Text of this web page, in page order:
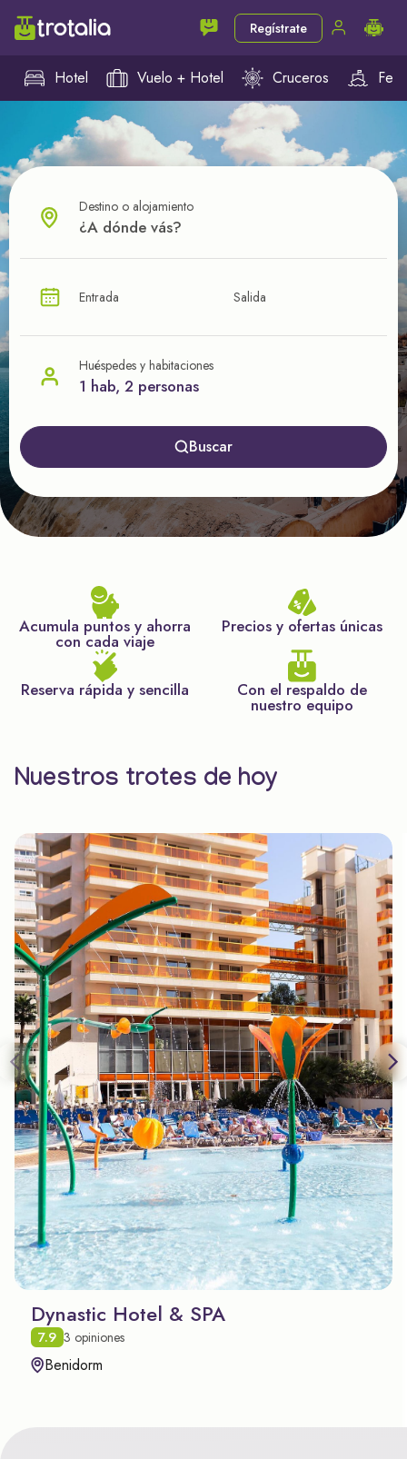
Regístrate
Hotel Vuelo + Hotel Cruceros
¿CUÁL VA A SER TU PRÓXIMO TROTE?
nuestras ofertas
Destino o alojamiento
Entrada Salida
Huéspedes y habitaciones
1 hab, 2 personas
Buscar
Acumula puntos y ahorra
con cada viaje
Precios y ofertas únicas
Reserva rápida y sencilla Con el respaldo de
nuestro equipo
Nuestros trotes de hoy
Dynastic Hotel & SPA
7.9 3 opiniones
Benidorm